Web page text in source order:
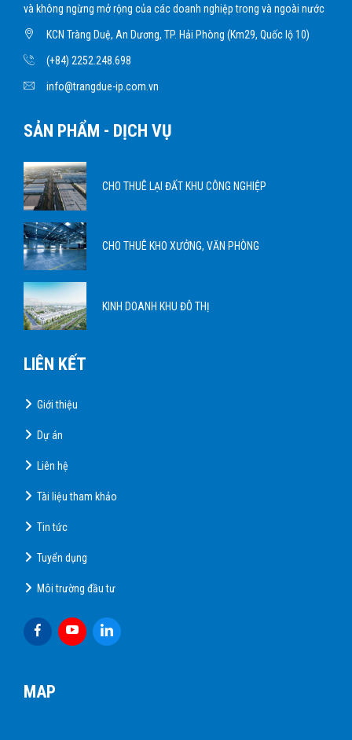
và không ngừng mở rộng của các doanh nghiệp trong và ngoài nước
KCN Tràng Duệ, An Dương, TP. Hải Phòng (Km29, Quốc lộ 10)
(+84) 2252.248.698
info@trangdue-ip.com.vn
SẢN PHẨM - DỊCH VỤ
CHO THUÊ LẠI ĐẤT KHU CÔNG NGHIỆP
CHO THUÊ KHO XƯỞNG, VĂN PHÒNG
KINH DOANH KHU ĐÔ THỊ
LIÊN KẾT
Giới thiệu
Dự án
Liên hệ
Tài liệu tham khảo
Tin tức
Tuyển dụng
Môi trường đầu tư
MAP